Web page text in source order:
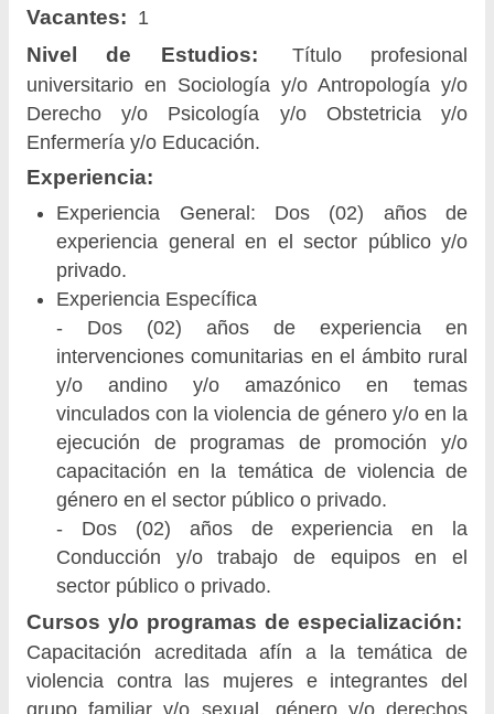
Vacantes: 1
Nivel de Estudios:
Título profesional
universitario en Sociología y/o Antropología y/o
Derecho y/o Psicología y/o Obstetricia y/o
Enfermería y/o Educación.
Experiencia:
Experiencia General: Dos (02) años de
experiencia general en el sector público y/o
privado.
Experiencia Específica
- Dos (02) años de experiencia en
intervenciones comunitarias en el ámbito rural
y/o andino y/o amazónico en temas
vinculados con la violencia de género y/o en la
ejecución de programas de promoción y/o
capacitación en la temática de violencia de
género en el sector público o privado.
- Dos (02) años de experiencia en la
Conducción y/o trabajo de equipos en el
sector público o privado.
Cursos y/o programas de especialización:
Capacitación acreditada afín a la temática de
violencia contra las mujeres e integrantes del
grupo familiar y/o sexual, género y/o derechos